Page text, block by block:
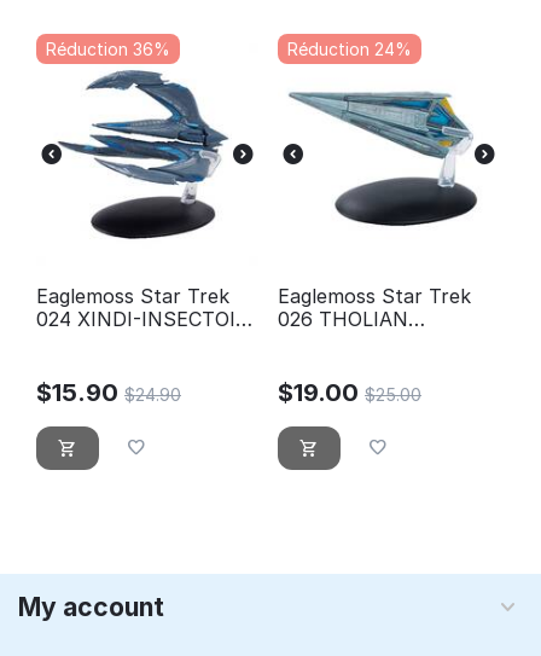
Réduction 36%
Eaglemoss Star Trek
024 XINDI-INSECTOID
$15.90 $24.90
Réduction 24%
Eaglemoss Star Trek
026 THOLIAN
$19.00 $25.00
My account